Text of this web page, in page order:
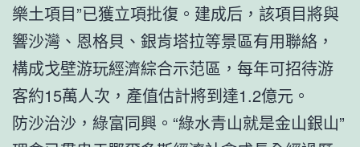
樂土項目”已獲立項批復。建成后，該項目將與
響沙灣、恩格貝、銀肯塔拉等景區有用聯絡，
構成戈壁游玩經濟綜合示范區，每年可招待游
客約15萬人次，產值估計將到達1.2億元。
防沙治沙，綠富同興。“綠水青山就是金山銀山”